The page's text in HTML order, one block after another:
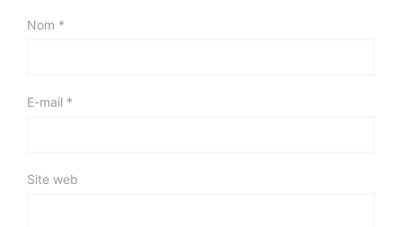
Nom *
E-mail *
Site web